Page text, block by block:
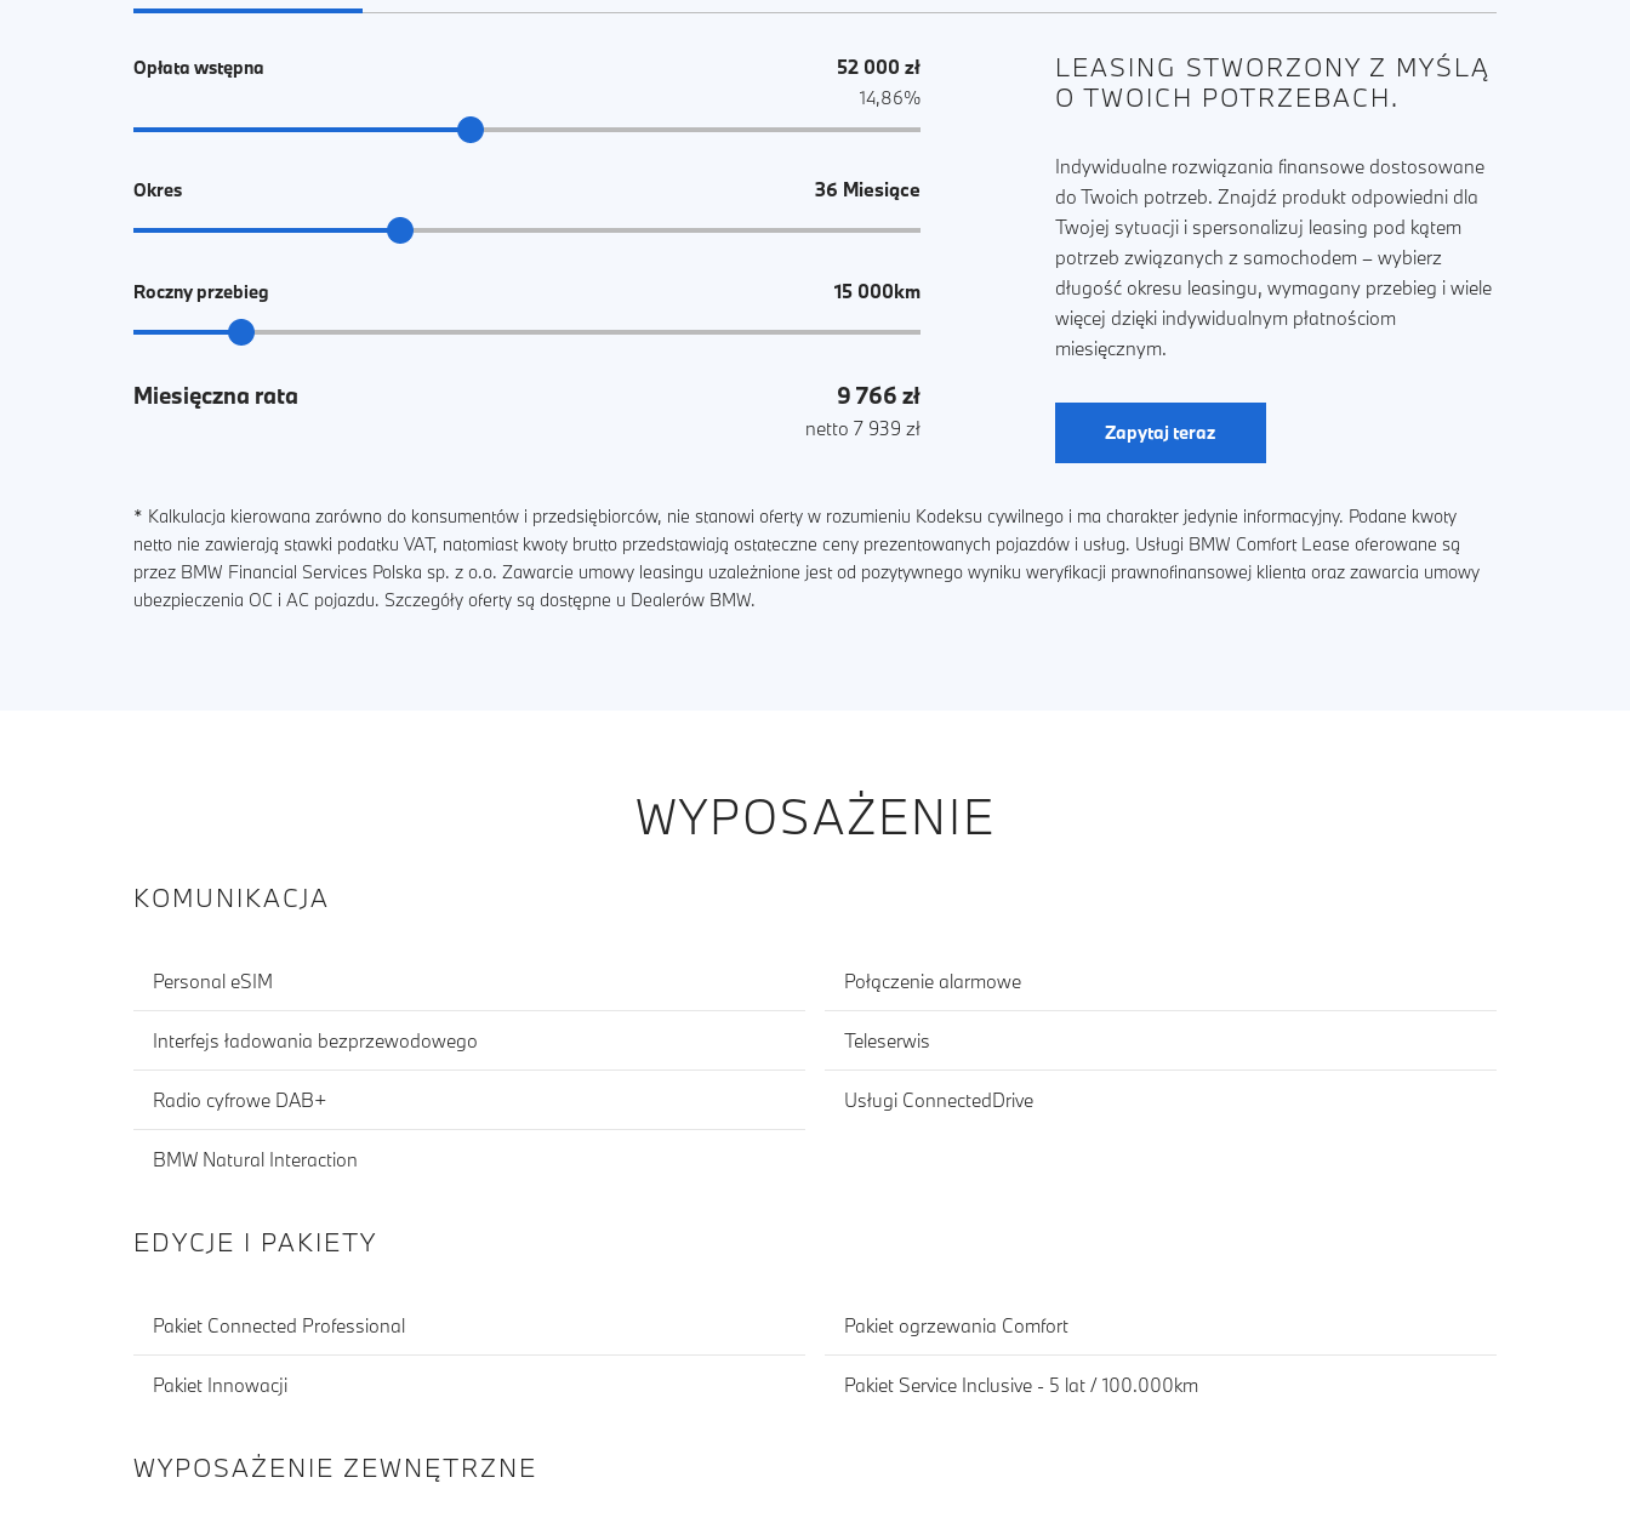
Opłata wstępna 52 000 zł
14,86%
Okres 36 Miesiące
Roczny przebieg 15 000km
Miesięczna rata 9 766 zł
netto 7 939 zł
LEASING STWORZONY Z MYŚLĄ
O TWOICH POTRZEBACH.
Indywidualne rozwiązania finansowe dostosowane
do Twoich potrzeb. Znajdź produkt odpowiedni dla
Twojej sytuacji i spersonalizuj leasing pod kątem
potrzeb związanych z samochodem – wybierz
długość okresu leasingu, wymagany przebieg i wiele
więcej dzięki indywidualnym płatnościom
miesięcznym.
Zapytaj teraz
* Kalkulacja kierowana zarówno do konsumentów i przedsiębiorców, nie stanowi oferty w rozumieniu Kodeksu cywilnego i ma charakter jedynie informacyjny. Podane kwoty
netto nie zawierają stawki podatku VAT, natomiast kwoty brutto przedstawiają ostateczne ceny prezentowanych pojazdów i usług. Usługi BMW Comfort Lease oferowane są
przez BMW Financial Services Polska sp. z o.o. Zawarcie umowy leasingu uzależnione jest od pozytywnego wyniku weryfikacji prawnofinansowej klienta oraz zawarcia umowy
ubezpieczenia OC i AC pojazdu. Szczegóły oferty są dostępne u Dealerów BMW.
WYPOSAŻENIE
KOMUNIKACJA
Personal eSIM
Interfejs ładowania bezprzewodowego
Radio cyfrowe DAB+
BMW Natural Interaction
Połączenie alarmowe
Teleserwis
Usługi ConnectedDrive
EDYCJE I PAKIETY
Pakiet Connected Professional
Pakiet Innowacji
Pakiet ogrzewania Comfort
Pakiet Service Inclusive - 5 lat / 100.000km
WYPOSAŻENIE ZEWNĘTRZNE